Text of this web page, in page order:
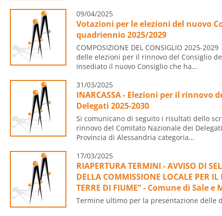
09/04/2025
Votazioni per le elezioni del nuovo
quadriennio 2025/2029
COMPOSIZIONE DEL CONSIGLIO 2025-
delle elezioni per il rinnovo del Consiglio
insediato il nuovo Consiglio che ha...
31/03/2025
INARCASSA - Elezioni per il rinnovo
Delegati 2025-2030
Si comunicano di seguito i risultati dello
rinnovo del Comitato Nazionale dei
Provincia di Alessandria categoria...
17/03/2025
RIAPERTURA TERMINI - AVVISO DI
DELLA COMMISSIONE LOCALE PER IL
TERRE DI FIUME” - Comune di Sale
Termine ultimo per la presentazione delle